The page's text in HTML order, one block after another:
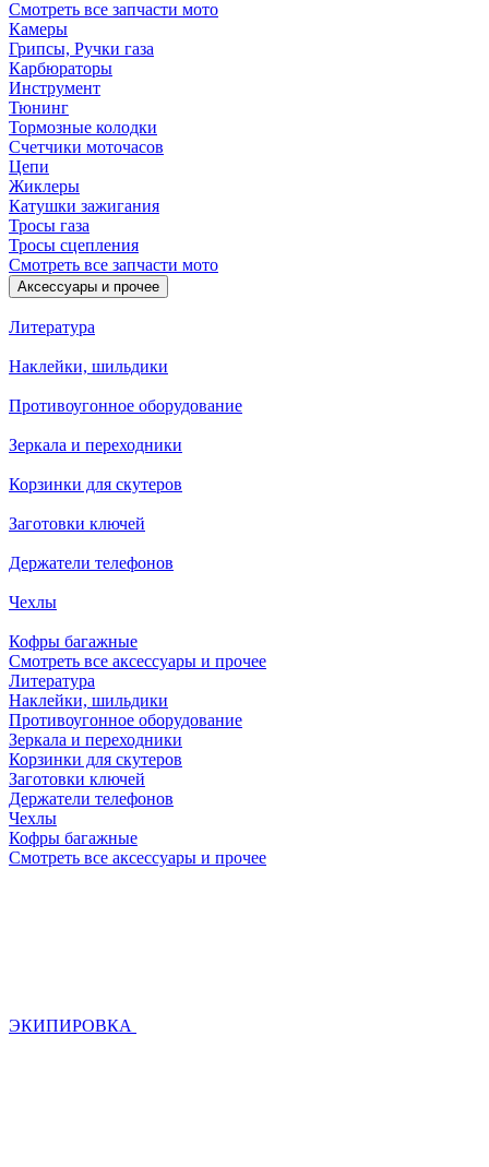
Смотреть все запчасти мото
Камеры
Грипсы, Ручки газа
Карбюраторы
Инструмент
Тюнинг
Тормозные колодки
Счетчики моточасов
Цепи
Жиклеры
Катушки зажигания
Тросы газа
Тросы сцепления
Смотреть все запчасти мото
Аксессуары и прочее
Литература
Наклейки, шильдики
Противоугонное оборудование
Зеркала и переходники
Корзинки для скутеров
Заготовки ключей
Держатели телефонов
Чехлы
Кофры багажные
Смотреть все аксессуары и прочее
Литература
Наклейки, шильдики
Противоугонное оборудование
Зеркала и переходники
Корзинки для скутеров
Заготовки ключей
Держатели телефонов
Чехлы
Кофры багажные
Смотреть все аксессуары и прочее
ЭКИПИРОВКА